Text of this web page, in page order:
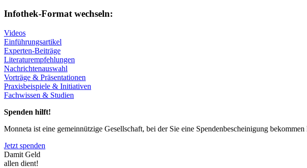
Infothek-Format wechseln:
Videos
Einführungsartikel
Experten-Beiträge
Literaturempfehlungen
Nachrichtenauswahl
Vorträge & Präsentationen
Praxisbeispiele & Initiativen
Fachwissen & Studien
Spenden hilft!
Monneta ist eine gemeinnützige Gesellschaft, bei der Sie eine Spendenbescheinigung
Jetzt spenden
Damit Geld
allen dient!